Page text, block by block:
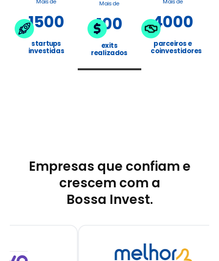
Mais de
1500
startups
investidas
Mais de
100
exits
realizados
Mais de
4000
parceiros e
coinvestidores
Empresas que confiam e
crescem com a
Bossa Invest.